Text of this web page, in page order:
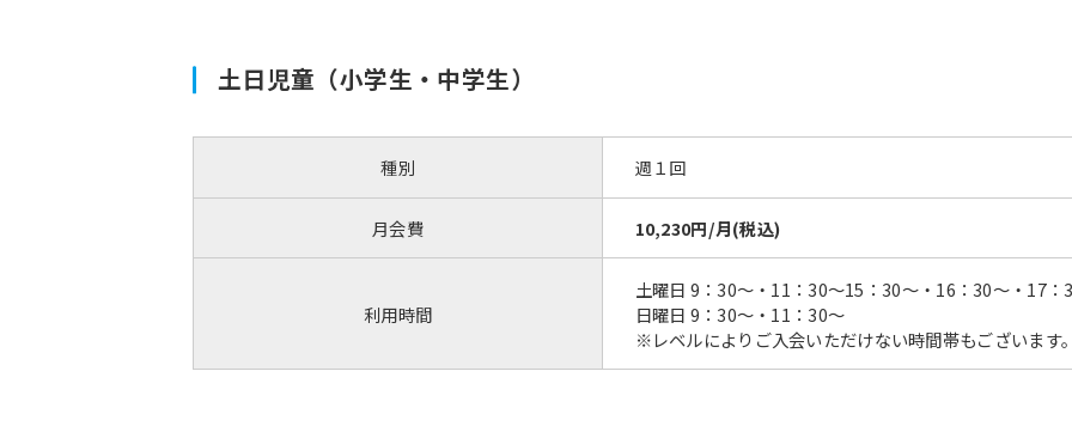
土日児童（小学生・中学生）
種別 週１回
月会費 10,230円/月(税込)
利用時間
土曜日 9：30～・11：30～15：30～・16：30～・17：
日曜日 9：30～・11：30～
※レベルによりご入会いただけない時間帯もございます。
original content. We ask that you
fully understand this before using
the service.
Automatic translation start